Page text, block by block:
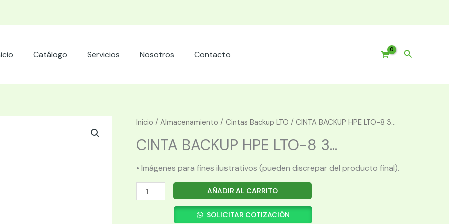
Catálogo Servicios Nosotros Contacto Buscar
Inicio / Almacenamiento / Cintas Backup LTO / CINTA BACKUP HPE LTO-8 3...
CINTA BACKUP HPE LTO-8 3...
• Imágenes para fines ilustrativos (pueden discrepar del producto final).
CINTA
BACKUP
AÑADIR AL CARRITO
SOLICITAR COTIZACIÓN